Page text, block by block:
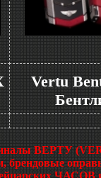
Vertu
ВЕРТУ
брендовые
ЧАСОВ